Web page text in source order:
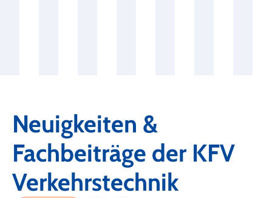
Neuigkeiten &
Fachbeiträge der KFV
Verkehrstechnik